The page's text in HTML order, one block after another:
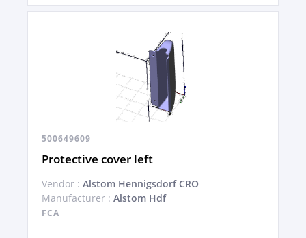
500649609
Protective cover left
Vendor : Alstom Hennigsdorf CRO
Manufacturer : Alstom Hdf
FCA